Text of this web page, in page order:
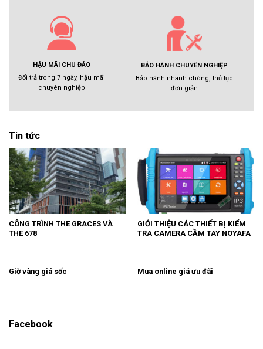
HẬU MÃI CHU ĐÁO
Đổi trả trong 7 ngày, hậu mãi
chuyên nghiệp
BẢO HÀNH CHUYÊN NGHIỆP
Bảo hành nhanh chóng, thủ tục
đơn giản
Tin tức
CÔNG TRÌNH THE GRACES VÀ
THE 678
GIỚI THIỆU CÁC THIẾT BỊ KIỂM
TRA CAMERA CẦM TAY NOYAFA
Giờ vàng giá sốc Mua online giá ưu đãi
Facebook